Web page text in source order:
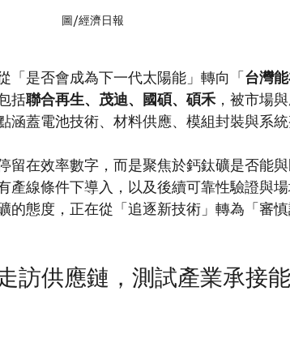
圖/經濟日報
「是否會成為下一代太陽能」轉向「 台灣
括聯合再生、茂迪、國碩、碩禾，被市場
涵蓋電池技術、材料供應、模組封裝與系
留在效率數字，而是聚焦於鈣鈦礦是否能
產線條件下導入，以及後續可靠性驗證與
的態度，正在從「追逐新技術」轉為「審
訪供應鏈，測試產業承接